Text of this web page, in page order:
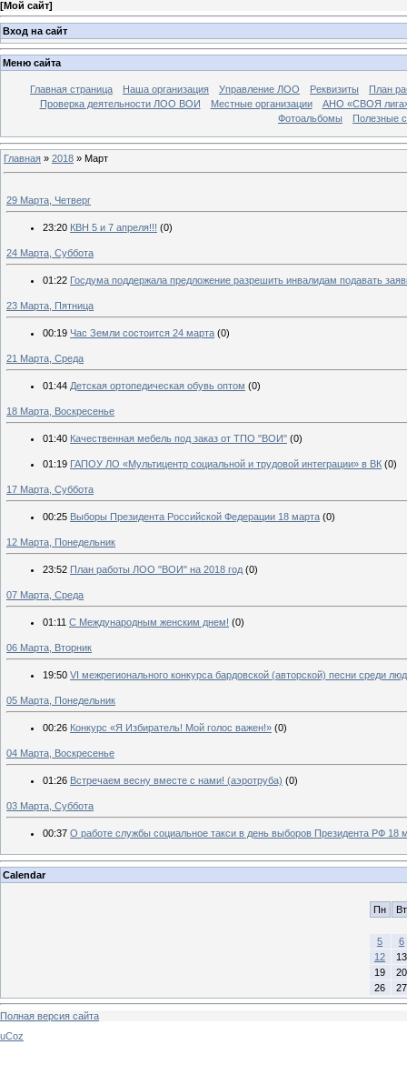
[Мой сайт]
Вход на сайт
Меню сайта
Главная страница Наша организация Управление ЛОО Реквизиты
План
Проверка деятельности ЛОО ВОИ
Местные организации
АНО «СВОЯ
Фотоальбомы
Полезные
Главная » 2018 » Март
29 Марта, Четверг
23:20 КВН 5 и 7 апреля!!! (0)
24 Марта, Суббота
01:22 Госдума поддержала предложение разрешить инвалидам подавать
23 Марта, Пятница
00:19 Час Земли состоится 24 марта (0)
21 Марта, Среда
01:44 Детская ортопедическая обувь оптом (0)
18 Марта, Воскресенье
01:40 Качественная мебель под заказ от ТПО "ВОИ" (0)
01:19 ГАПОУ ЛО «Мультицентр социальной и трудовой интеграции» в ВК (0)
17 Марта, Суббота
00:25 Выборы Президента Российской Федерации 18 марта (0)
12 Марта, Понедельник
23:52 План работы ЛОО "ВОИ" на 2018 год (0)
07 Марта, Среда
01:11 С Международным женским днем! (0)
06 Марта, Вторник
19:50 VI межрегионального конкурса бардовской (авторской) песни среди
05 Марта, Понедельник
00:26 Конкурс «Я Избиратель! Мой голос важен!» (0)
04 Марта, Воскресенье
01:26 Встречаем весну вместе с нами! (аэротруба) (0)
03 Марта, Суббота
00:37 О работе службы социальное такси в день выборов Президента РФ 18
Calendar
Пн Вт
5
6
12
13
19
20
26
27
Полная версия сайта
uCoz